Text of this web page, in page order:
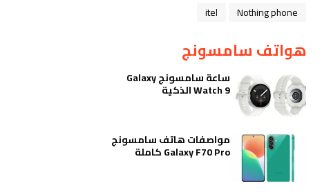
Nothing phone
itel
هواتف سامسونج
ساعة سامسونج Galaxy
Watch 9 الذكية
مواصفات هاتف سامسونج
Galaxy F70 Pro كاملة